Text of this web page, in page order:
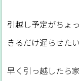
引越し予定がちょ
きるだけ遅らせた
早く引っ越したら